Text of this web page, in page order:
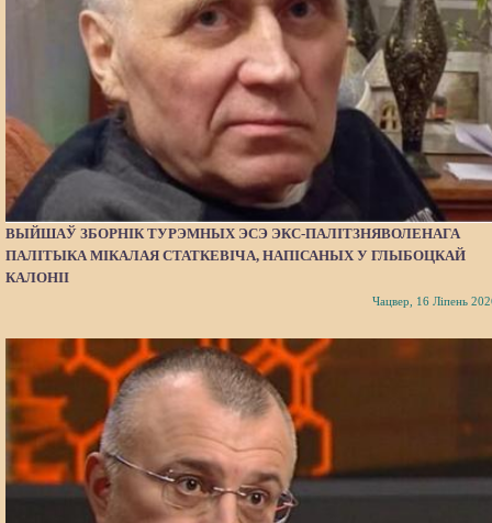
ВЫЙШАЎ ЗБОРНІК ТУРЭМНЫХ ЭСЭ ЭКС-ПАЛІТЗНЯВОЛЕНАГА
ПАЛІТЫКА МІКАЛАЯ СТАТКЕВІЧА, НАПІСАНЫХ У ГЛЫБОЦКАЙ
КАЛОНІІ
Чацвер, 16 Ліпень